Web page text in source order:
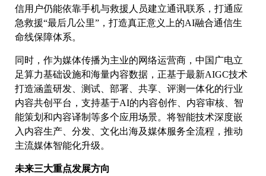
信用户仍能依靠手机与救援人员建立通讯联系，打通应
急救援“最后几公里”，打造真正意义上的AI融合通信生
命线保障体系。
同时，作为媒体传播为主业的网络运营商，中国广电立
足算力基础设施和海量内容数据，正基于最新AIGC技术
打造涵盖研发、测试、部署、共享、评测一体化的行业
内容共创平台，支持基于AI的内容创作、内容审核、智
能策划和内容译制等多个应用场景。将智能技术深度嵌
入内容生产、分发、文化出海及媒体服务全流程，推动
主流媒体智能化升级。
未来三大重点发展方向